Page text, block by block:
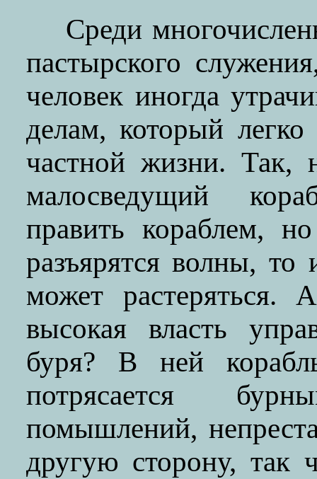
Среди
пастырского
человек иногда
делам, который
частной жизни.
малосведущий
править кораблем,
разъярятся волны,
может
высокая власть
буря? В ней
потрясается
помышлений,
другую сторону, так